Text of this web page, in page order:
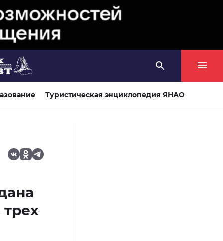
Туристическая энциклопедия ЯНАО